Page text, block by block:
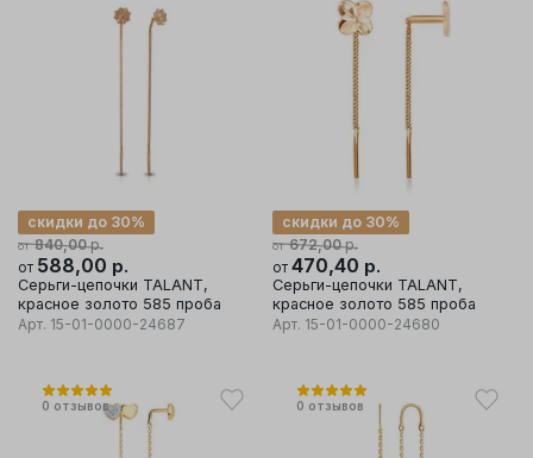
от 840,00р.
скидки до 30%
от 588,00 р.
Серьги-цепочки TALANT,
красное золото 585 проба
Арт. 15-01-0000-24687
от 672,00р.
скидки до 30%
от 470,40 р.
Серьги-цепочки TALANT,
красное золото 585 проба
Арт. 15-01-0000-24680
0 отзывов 0 отзывов